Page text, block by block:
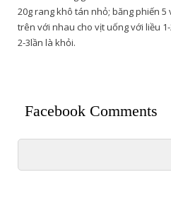
20g rang khô tán nhỏ; băng phiến
trên với nhau cho vịt uống với liều
2-3lần là khỏi.
Facebook Comments